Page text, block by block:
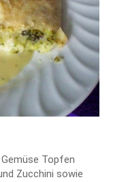
Topfen
Zucchini sowie